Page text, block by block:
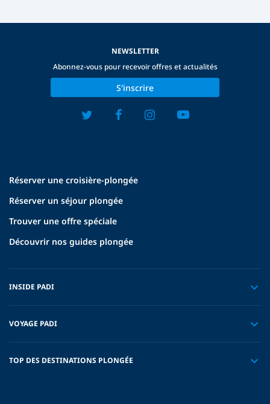
Réserver une croisière-plongée
Réserver un séjour plongée
Trouver une offre spéciale
Découvrir nos guides plongée
INSIDE PADI
VOYAGE PADI
TOP DES DESTINATIONS PLONGÉE
NEWSLETTER
Abonnez-vous pour recevoir offres et actualités
S'inscrire